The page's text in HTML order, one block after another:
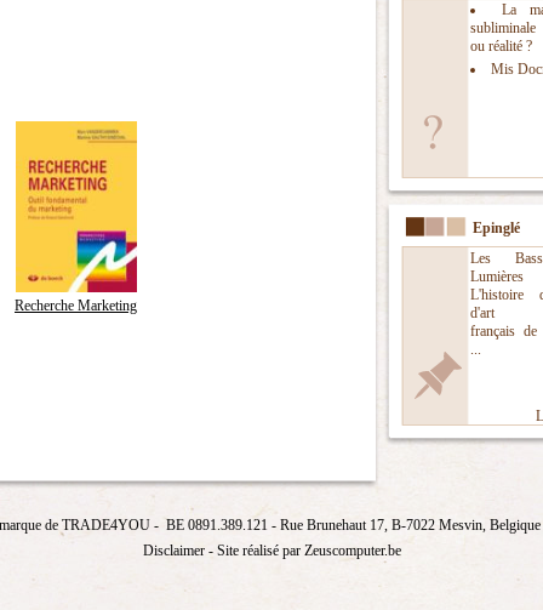
La
ou réalité ?
Mis
Epinglé
Les
Lumières
L'histoire
d'art
français de
...
Recherche Marketing
de TRADE4YOU- BE 0891.389.121 - Rue Brunehaut 17, B-7022 Mesvin,
Disclaimer- Site réalisé par Zeuscomputer.be